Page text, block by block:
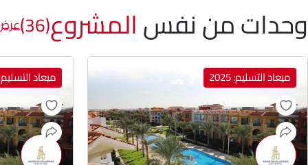
وحدات من نفسالمشروع(36)
ميعاد التسليم: 2025 ميعاد التسليم: 2025